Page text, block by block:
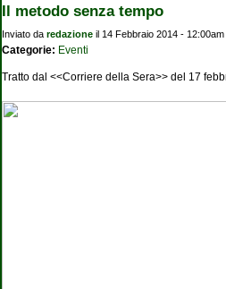
Il metodo senza tempo
Inviato da redazione il 14 Febbraio 2014 - 12:00am
Categorie: Eventi
Tratto dal <<Corriere della Sera>> del 17